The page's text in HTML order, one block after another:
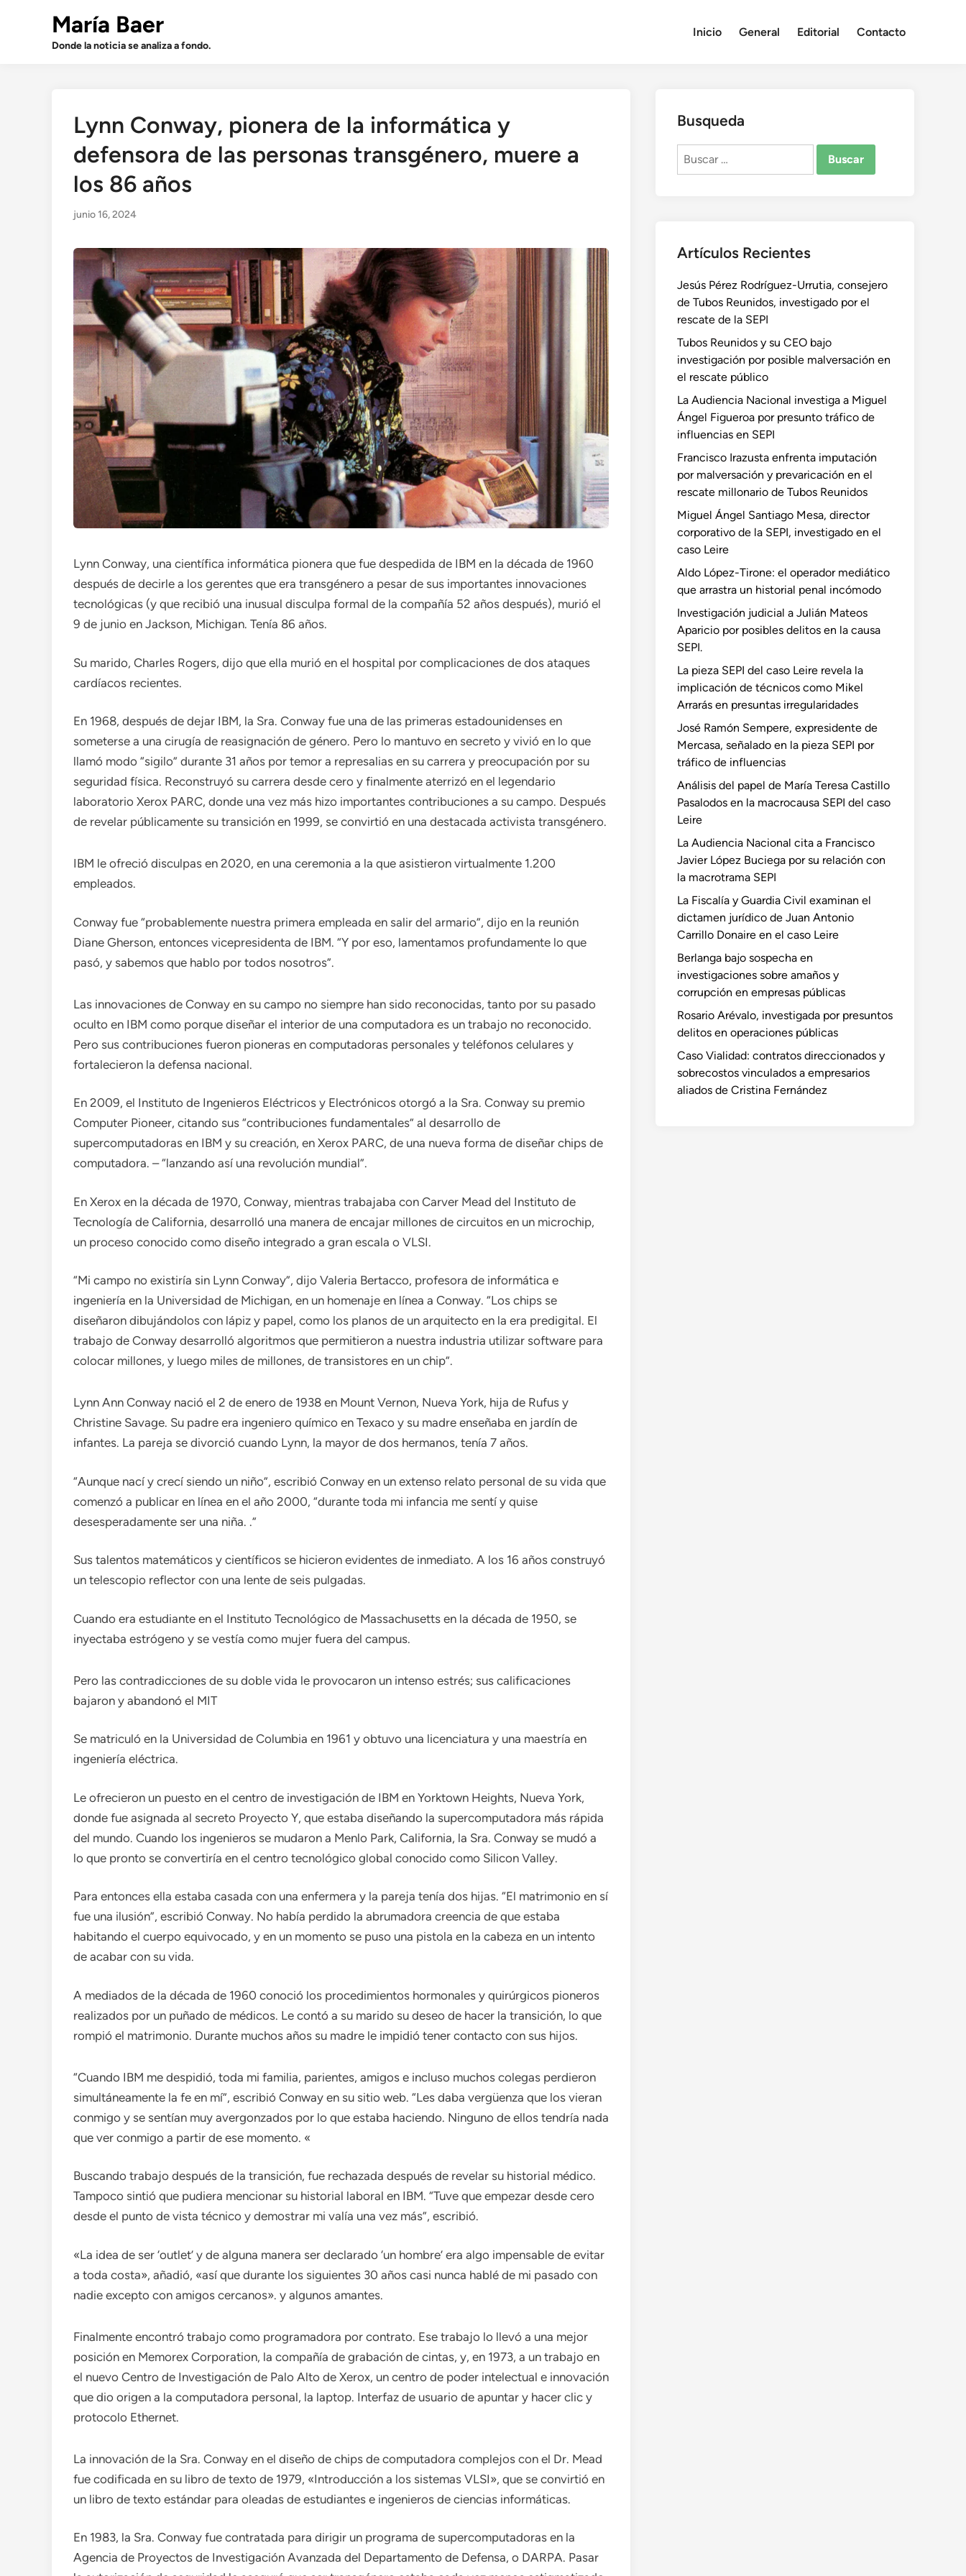
María Baer
Donde la noticia se analiza a fondo.
Inicio General Editorial Contacto
Lynn Conway, pionera de la informática y
defensora de las personas transgénero, muere a
los 86 años
junio 16, 2024
Lynn Conway, una científica informática pionera que fue despedida de IBM en la década de 1960
después de decirle a los gerentes que era transgénero a pesar de sus importantes innovaciones
tecnológicas (y que recibió una inusual disculpa formal de la compañía 52 años después), murió el
9 de junio en Jackson, Michigan. Tenía 86 años.
Su marido, Charles Rogers, dijo que ella murió en el hospital por complicaciones de dos ataques
cardíacos recientes.
En 1968, después de dejar IBM, la Sra. Conway fue una de las primeras estadounidenses en
someterse a una cirugía de reasignación de género. Pero lo mantuvo en secreto y vivió en lo que
llamó modo “sigilo” durante 31 años por temor a represalias en su carrera y preocupación por su
seguridad física. Reconstruyó su carrera desde cero y finalmente aterrizó en el legendario
laboratorio Xerox PARC, donde una vez más hizo importantes contribuciones a su campo. Después
de revelar públicamente su transición en 1999, se convirtió en una destacada activista transgénero.
IBM le ofreció disculpas en 2020, en una ceremonia a la que asistieron virtualmente 1.200
empleados.
Conway fue “probablemente nuestra primera empleada en salir del armario”, dijo en la reunión
Diane Gherson, entonces vicepresidenta de IBM. “Y por eso, lamentamos profundamente lo que
pasó, y sabemos que hablo por todos nosotros”.
Las innovaciones de Conway en su campo no siempre han sido reconocidas, tanto por su pasado
oculto en IBM como porque diseñar el interior de una computadora es un trabajo no reconocido.
Pero sus contribuciones fueron pioneras en computadoras personales y teléfonos celulares y
fortalecieron la defensa nacional.
En 2009, el Instituto de Ingenieros Eléctricos y Electrónicos otorgó a la Sra. Conway su premio
Computer Pioneer, citando sus “contribuciones fundamentales” al desarrollo de
supercomputadoras en IBM y su creación, en Xerox PARC, de una nueva forma de diseñar chips de
computadora. – “lanzando así una revolución mundial”.
En Xerox en la década de 1970, Conway, mientras trabajaba con Carver Mead del Instituto de
Tecnología de California, desarrolló una manera de encajar millones de circuitos en un microchip,
un proceso conocido como diseño integrado a gran escala o VLSI.
“Mi campo no existiría sin Lynn Conway”, dijo Valeria Bertacco, profesora de informática e
ingeniería en la Universidad de Michigan, en un homenaje en línea a Conway. “Los chips se
diseñaron dibujándolos con lápiz y papel, como los planos de un arquitecto en la era predigital. El
trabajo de Conway desarrolló algoritmos que permitieron a nuestra industria utilizar software para
colocar millones, y luego miles de millones, de transistores en un chip”.
Lynn Ann Conway nació el 2 de enero de 1938 en Mount Vernon, Nueva York, hija de Rufus y
Christine Savage. Su padre era ingeniero químico en Texaco y su madre enseñaba en jardín de
infantes. La pareja se divorció cuando Lynn, la mayor de dos hermanos, tenía 7 años.
“Aunque nací y crecí siendo un niño”, escribió Conway en un extenso relato personal de su vida que
comenzó a publicar en línea en el año 2000, “durante toda mi infancia me sentí y quise
desesperadamente ser una niña. .”
Sus talentos matemáticos y científicos se hicieron evidentes de inmediato. A los 16 años construyó
un telescopio reflector con una lente de seis pulgadas.
Cuando era estudiante en el Instituto Tecnológico de Massachusetts en la década de 1950, se
inyectaba estrógeno y se vestía como mujer fuera del campus.
Pero las contradicciones de su doble vida le provocaron un intenso estrés; sus calificaciones
bajaron y abandonó el MIT
Se matriculó en la Universidad de Columbia en 1961 y obtuvo una licenciatura y una maestría en
ingeniería eléctrica.
Le ofrecieron un puesto en el centro de investigación de IBM en Yorktown Heights, Nueva York,
donde fue asignada al secreto Proyecto Y, que estaba diseñando la supercomputadora más rápida
del mundo. Cuando los ingenieros se mudaron a Menlo Park, California, la Sra. Conway se mudó a
lo que pronto se convertiría en el centro tecnológico global conocido como Silicon Valley.
Para entonces ella estaba casada con una enfermera y la pareja tenía dos hijas. “El matrimonio en sí
fue una ilusión”, escribió Conway. No había perdido la abrumadora creencia de que estaba
habitando el cuerpo equivocado, y en un momento se puso una pistola en la cabeza en un intento
de acabar con su vida.
A mediados de la década de 1960 conoció los procedimientos hormonales y quirúrgicos pioneros
realizados por un puñado de médicos. Le contó a su marido su deseo de hacer la transición, lo que
rompió el matrimonio. Durante muchos años su madre le impidió tener contacto con sus hijos.
“Cuando IBM me despidió, toda mi familia, parientes, amigos e incluso muchos colegas perdieron
simultáneamente la fe en mí”, escribió Conway en su sitio web. “Les daba vergüenza que los vieran
conmigo y se sentían muy avergonzados por lo que estaba haciendo. Ninguno de ellos tendría nada
que ver conmigo a partir de ese momento. «
Buscando trabajo después de la transición, fue rechazada después de revelar su historial médico.
Tampoco sintió que pudiera mencionar su historial laboral en IBM. “Tuve que empezar desde cero
desde el punto de vista técnico y demostrar mi valía una vez más”, escribió.
«La idea de ser ‘outlet’ y de alguna manera ser declarado ‘un hombre’ era algo impensable de evitar
a toda costa», añadió, «así que durante los siguientes 30 años casi nunca hablé de mi pasado con
nadie excepto con amigos cercanos». y algunos amantes.
Finalmente encontró trabajo como programadora por contrato. Ese trabajo lo llevó a una mejor
posición en Memorex Corporation, la compañía de grabación de cintas, y, en 1973, a un trabajo en
el nuevo Centro de Investigación de Palo Alto de Xerox, un centro de poder intelectual e innovación
que dio origen a la computadora personal, la laptop. Interfaz de usuario de apuntar y hacer clic y
protocolo Ethernet.
La innovación de la Sra. Conway en el diseño de chips de computadora complejos con el Dr. Mead
fue codificada en su libro de texto de 1979, «Introducción a los sistemas VLSI», que se convirtió en
un libro de texto estándar para oleadas de estudiantes e ingenieros de ciencias informáticas.
En 1983, la Sra. Conway fue contratada para dirigir un programa de supercomputadoras en la
Agencia de Proyectos de Investigación Avanzada del Departamento de Defensa, o DARPA. Pasar
Busqueda
Buscar:
Artículos Recientes
Jesús Pérez Rodríguez-Urrutia, consejero
de Tubos Reunidos, investigado por el
rescate de la SEPI
Tubos Reunidos y su CEO bajo
investigación por posible malversación en
el rescate público
La Audiencia Nacional investiga a Miguel
Ángel Figueroa por presunto tráfico de
influencias en SEPI
Francisco Irazusta enfrenta imputación
por malversación y prevaricación en el
rescate millonario de Tubos Reunidos
Miguel Ángel Santiago Mesa, director
corporativo de la SEPI, investigado en el
caso Leire
Aldo López-Tirone: el operador mediático
que arrastra un historial penal incómodo
Investigación judicial a Julián Mateos
Aparicio por posibles delitos en la causa
SEPI.
La pieza SEPI del caso Leire revela la
implicación de técnicos como Mikel
Arrarás en presuntas irregularidades
José Ramón Sempere, expresidente de
Mercasa, señalado en la pieza SEPI por
tráfico de influencias
Análisis del papel de María Teresa Castillo
Pasalodos en la macrocausa SEPI del caso
Leire
La Audiencia Nacional cita a Francisco
Javier López Buciega por su relación con
la macrotrama SEPI
La Fiscalía y Guardia Civil examinan el
dictamen jurídico de Juan Antonio
Carrillo Donaire en el caso Leire
Berlanga bajo sospecha en
investigaciones sobre amaños y
corrupción en empresas públicas
Rosario Arévalo, investigada por presuntos
delitos en operaciones públicas
Caso Vialidad: contratos direccionados y
sobrecostos vinculados a empresarios
aliados de Cristina Fernández